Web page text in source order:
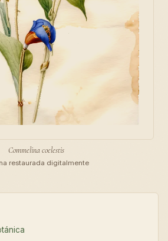
Commelina coelestis
restaurada digitalmente